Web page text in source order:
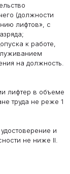
(должности
лифтов», с
к работе,
на должность.
лифтер в объеме
труда не реже 1
и
не ниже II.